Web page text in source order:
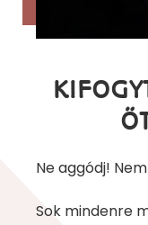
Ne aggódj!
Sok mindenre